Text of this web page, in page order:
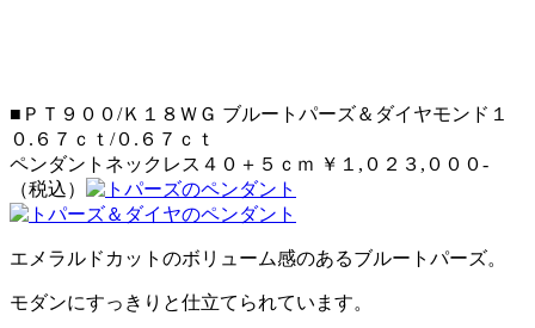
■ＰＴ９００/Ｋ１８ＷＧ ブルートパーズ＆ダイヤモンド１
０.６７ｃｔ/０.６７ｃｔ
ペンダントネックレス４０＋５ｃｍ ￥１,０２３,０００-
（税込）
エメラルドカットのボリューム感のあるブルートパーズ。
モダンにすっきりと仕立てられています。